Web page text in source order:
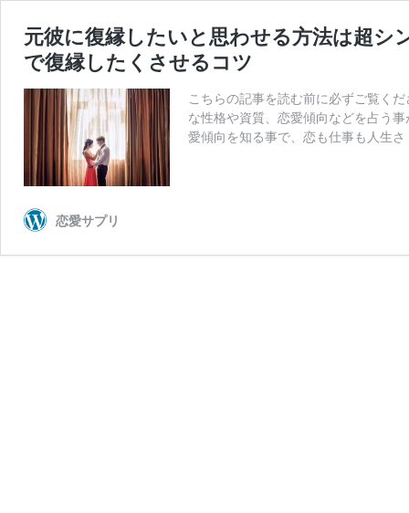
元彼に復縁したいと思わせる方法は超シ
で復縁したくさせるコツ
こちらの記事を読む前に必ずご覧く
な性格や資質、恋愛傾向などを占う
愛傾向を知る事で、恋も仕事も人生
恋愛サプリ